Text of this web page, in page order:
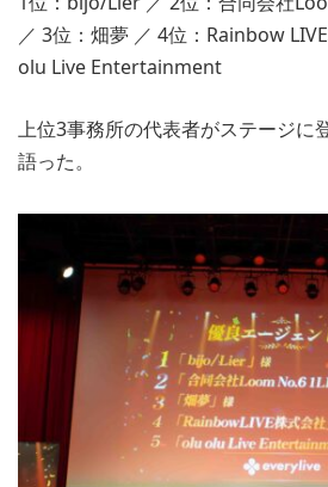
／ 3位：畑夢 ／ 4位：Rainbow
olu Live Entertainment
上位3事務所の代表者がステージに
語った。